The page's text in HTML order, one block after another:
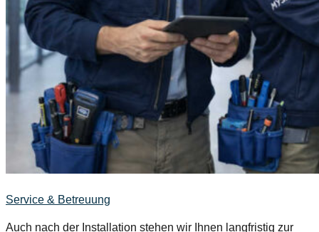
Service & Betreuung
Auch nach der Installation stehen wir Ihnen langfristig zur